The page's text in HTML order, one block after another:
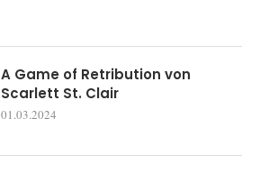
A Game of Retribution von
Scarlett St. Clair
01.03.2024